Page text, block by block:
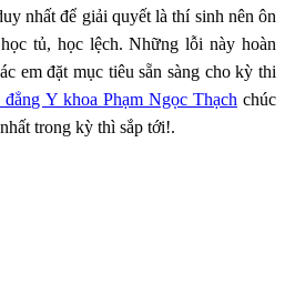
nhất để giải quyết là thí sinh nên ôn
tủ, học lệch. Những lỗi này hoàn
em đặt mục tiêu sẵn sàng cho kỳ thi
Y khoa Phạm Ngọc Thạch chúc
trong kỳ thì sắp tới!.